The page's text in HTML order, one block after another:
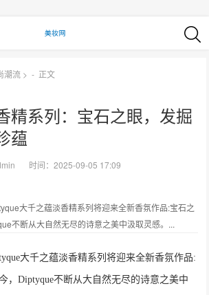
潮流 > - 正文
精系列：宝石之眼，发掘
蕴
时间：2025-09-05 17:09
大千之蕴淡香精系列将迎来全新香氛作品:宝石之
不断从大自然无尽的诗意之美中汲取灵感。...
大千之蕴淡香精系列将迎来全新香氛作品:
，Diptyque不断从大自然无尽的诗意之美中